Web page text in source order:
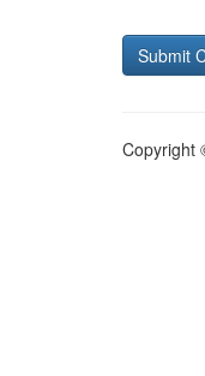
Copyright